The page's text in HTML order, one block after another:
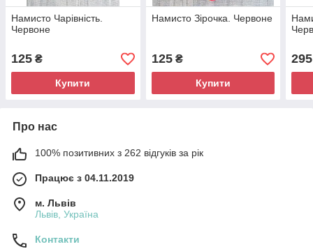
Намисто Чарівність.
Червоне
125 ₴
Купити
Намисто Зірочка. Червоне
125₴
Купити
295
Про нас
100% позитивних з 262 відгуків за рік
Працює з 04.11.2019
м. Львів
Львів, Україна
Контакти